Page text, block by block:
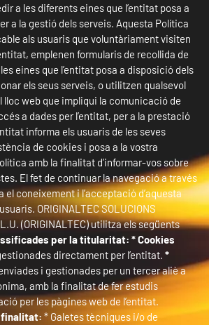
a les diferents eines que l’entitat posa a
a la gestió dels serveis. Aquesta Política
als usuaris que voluntàriament visiten
emplenen formularis de recollida de
eines que l’entitat posa a disposició dels
els seus serveis, o utilitzen qualsevol
lloc web que impliqui la comunicació de
a dades per l’entitat, per a la prestació
informa els usuaris de les seves
de cookies i posa a la vostra
amb la finalitat d’informar-vos sobre
El fet de continuar la navegació a través
el coneixement i l’acceptació d’aquesta
ORIGINALTEC SOLUCIONS
(ORIGINALTEC) utilitza els següents
per la titularitat: * Cookies
directament per l’entitat. *
i gestionades per un tercer aliè a
amb la finalitat de fer estudis
per les pàgines web de l’entitat.
finalitat: * Galetes tècniques i/o de